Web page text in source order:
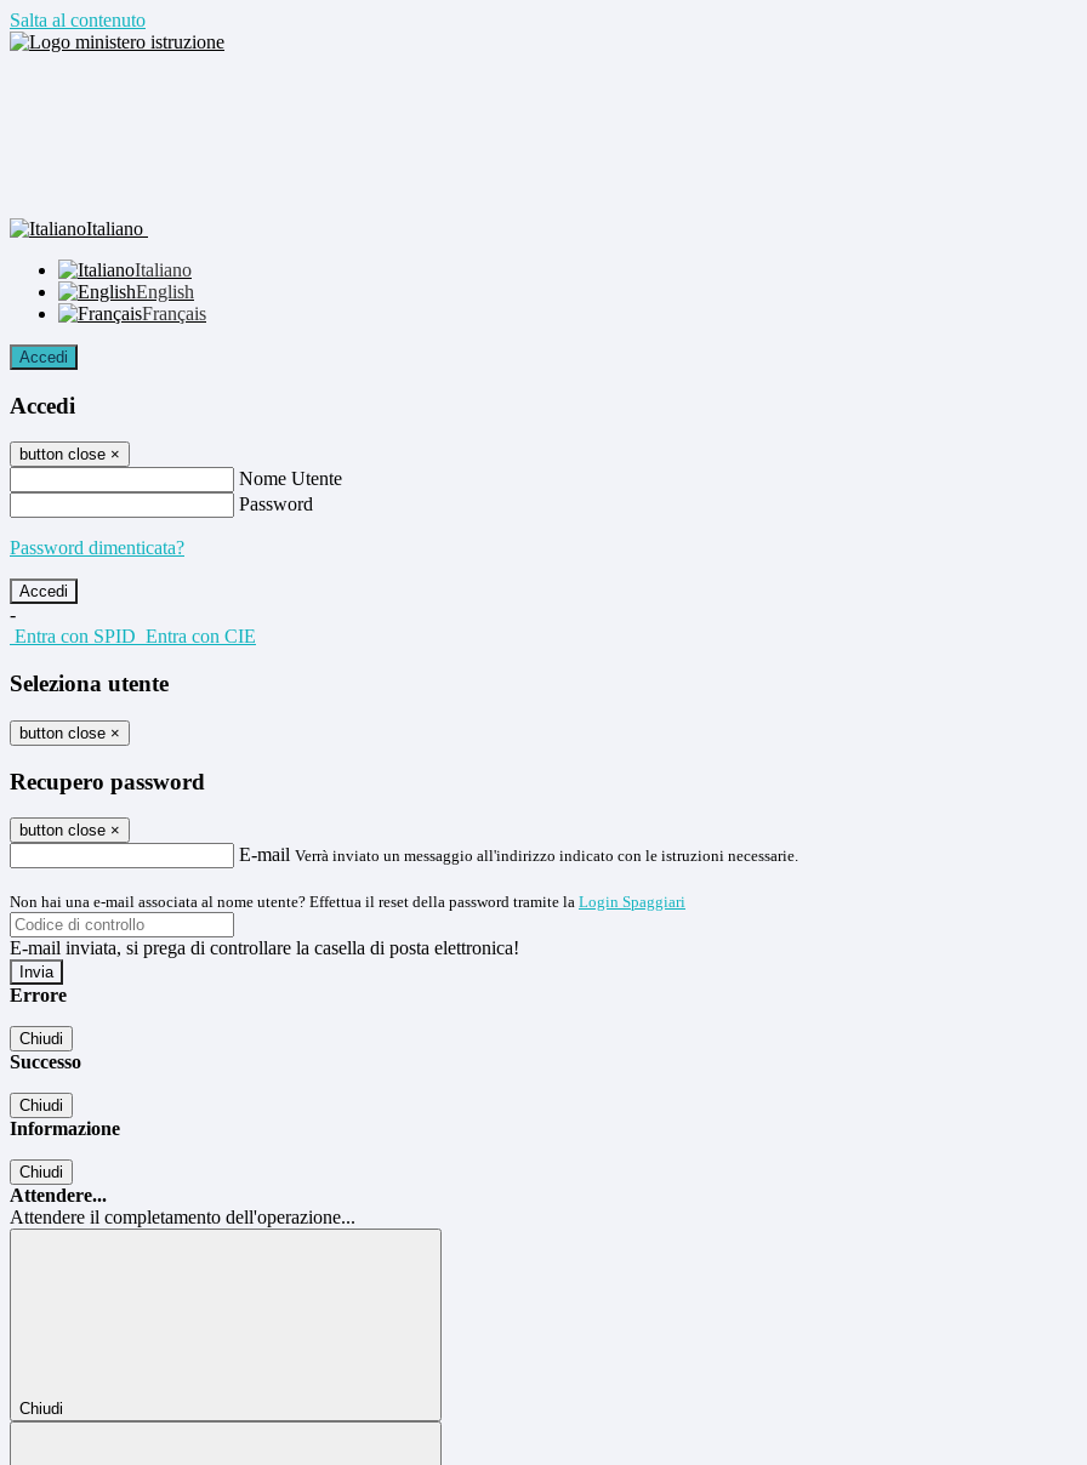
Salta al contenuto
Italiano
Italiano
English
Français
Accedi
Accedi
button close ×
Nome Utente
Password
Password dimenticata?
-
Entra con SPID Entra con CIE
Seleziona utente
button close ×
Recupero password
button close ×
E-mail Verrà inviato un messaggio all'indirizzo indicato con le istruzioni necessarie.
Non hai una e-mail associata al nome utente? Effettua il reset della password tramite la Login Spaggiari
E-mail inviata, si prega di controllare la casella di posta elettronica!
Errore
Chiudi
Successo
Chiudi
Informazione
Chiudi
Attendere...
Attendere il completamento dell'operazione...
Chiudi